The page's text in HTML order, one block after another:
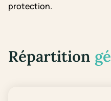
protection.
Répartition